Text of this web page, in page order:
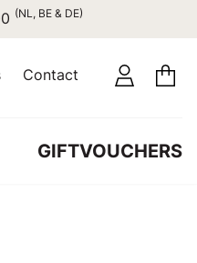
BE & DE)
Contact
GIFTVOUCHERS